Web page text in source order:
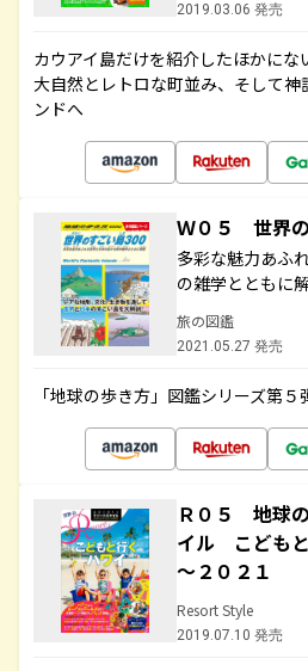
2019.03.06 発売
カウアイ島だけを紹介したほかにな
大自然とレトロな町並み、そして神
ンドへ
Ｗ０５ 世界
多彩な魅力あふ
の雑学とともに
旅の図鑑
2021.05.27 発売
「地球の歩き方」図鑑シリーズ第５
Ｒ０５ 地球
イル こども
～２０２１
Resort Style
2019.07.10 発売